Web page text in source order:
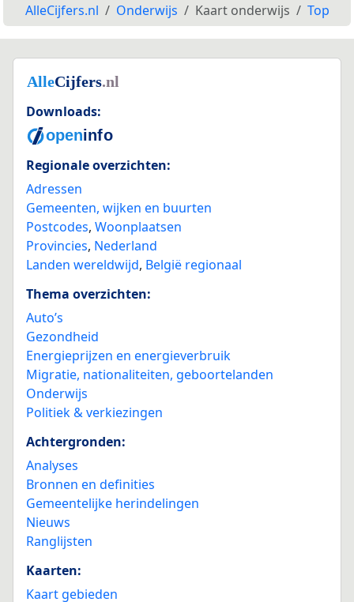
AlleCijfers.nl Onderwijs Kaart onderwijs Top
Downloads:
Regionale overzichten:
Adressen
Gemeenten, wijken en buurten
Postcodes, Woonplaatsen
Provincies, Nederland
Landen wereldwijd, België regionaal
Thema overzichten:
Auto’s
Gezondheid
Energieprijzen en energieverbruik
Migratie, nationaliteiten, geboortelanden
Onderwijs
Politiek & verkiezingen
Achtergronden:
Analyses
Bronnen en definities
Gemeentelijke herindelingen
Nieuws
Ranglijsten
Kaarten:
Kaart gebieden